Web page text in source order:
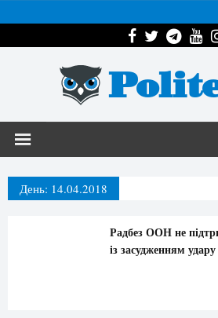
День: 14.04.2018
Радбез ООН не
із засудженням